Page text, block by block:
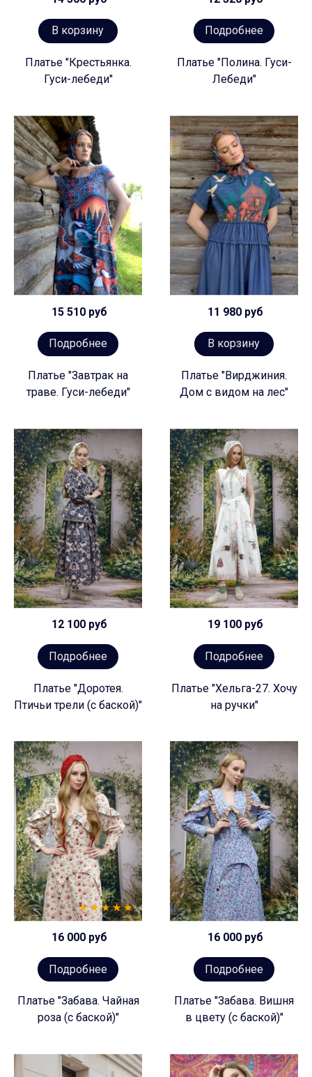
В корзину
Платье "Крестьянка.
Гуси-лебеди"
Подробнее
Платье "Полина. Гуси-
Лебеди"
15 510 руб
Подробнее
Платье "Завтрак на
траве. Гуси-лебеди"
11 980 руб
В корзину
Платье "Вирджиния.
Дом с видом на лес"
12 100 руб
Подробнее
Платье "Доротея.
Птичьи трели (с баской)"
19 100 руб
Подробнее
Платье "Хельга-27. Хочу
на ручки"
16 000 руб
Подробнее
Платье "Забава. Чайная
роза (с баской)"
16 000 руб
Подробнее
Платье "Забава. Вишня
в цвету (с баской)"